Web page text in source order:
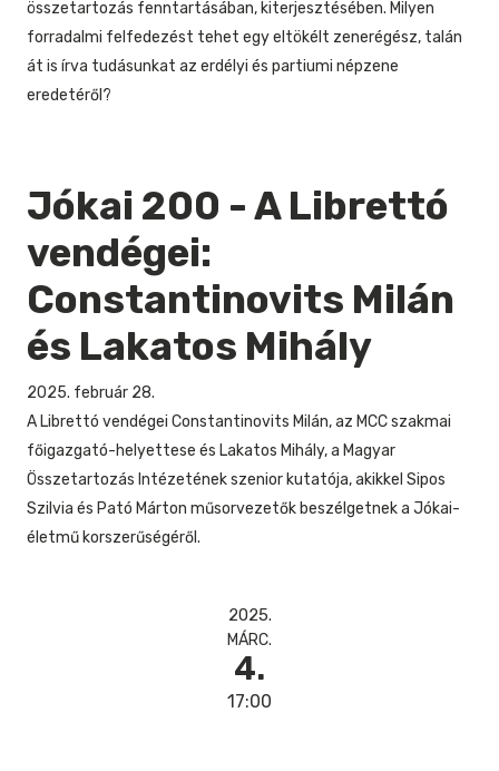
összetartozás fenntartásában, kiterjesztésében. Milyen
forradalmi felfedezést tehet egy eltökélt zenerégész, talán
át is írva tudásunkat az erdélyi és partiumi népzene
eredetéről?
Jókai 200 - A Librettó
vendégei:
Constantinovits Milán
és Lakatos Mihály
2025. február 28.
A Librettó vendégei Constantinovits Milán, az MCC szakmai
főigazgató-helyettese és Lakatos Mihály, a Magyar
Összetartozás Intézetének szenior kutatója, akikkel Sipos
Szilvia és Pató Márton műsorvezetők beszélgetnek a Jókai-
életmű korszerűségéről.
2025.
MÁRC.
4.
17:00